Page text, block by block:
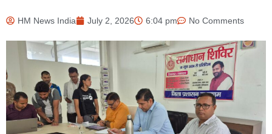
HM News India July 2, 2026 6:04 pm No Comments